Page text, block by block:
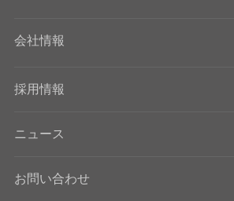
会社情報
採用情報
ニュース
お問い合わせ